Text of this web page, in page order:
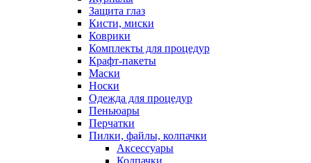
Защита глаз
Кисти, миски
Коврики
Комплекты для процедур
Крафт-пакеты
Маски
Носки
Одежда для процедур
Пеньюары
Перчатки
Пилки, файлы, колпачки
Аксессуары
Колпачки